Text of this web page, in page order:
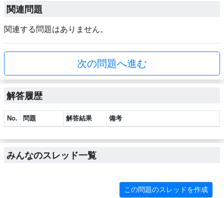
関連問題
関連する問題はありません。
次の問題へ進む
解答履歴
No. 問題 解答結果 備考
みんなのスレッド一覧
この問題のスレッドを作成